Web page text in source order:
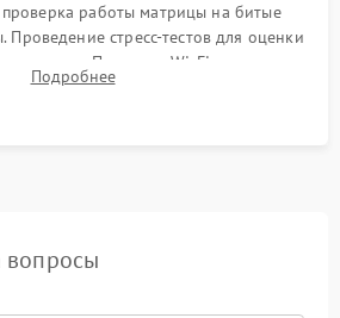
работы матрицы на битые
Проведение стресс-тестов для оценки
Проверка Wi-Fi, камеры,
портов перед выдачей устройства.
Подробнее
вопросы